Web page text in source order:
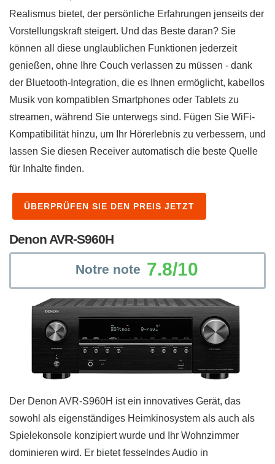
Realismus bietet, der persönliche Erfahrungen jenseits der
Vorstellungskraft steigert. Und das Beste daran? Sie
können all diese unglaublichen Funktionen jederzeit
genießen, ohne Ihre Couch verlassen zu müssen - dank
der Bluetooth-Integration, die es Ihnen ermöglicht, kabellos
Musik von kompatiblen Smartphones oder Tablets zu
streamen, während Sie unterwegs sind. Fügen Sie WiFi-
Kompatibilität hinzu, um Ihr Hörerlebnis zu verbessern, und
lassen Sie diesen Receiver automatisch die beste Quelle
für Inhalte finden.
ÜBERPRÜFEN SIE DEN PREIS JETZT
Denon AVR-S960H
Notre note 7.8/10
Der Denon AVR-S960H ist ein innovatives Gerät, das
sowohl als eigenständiges Heimkinosystem als auch als
Spielekonsole konzipiert wurde und Ihr Wohnzimmer
dominieren wird. Er bietet fesselndes Audio in